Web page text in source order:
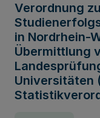
Verordnung
in Nordrhein-
Übermittlung
Universitäten